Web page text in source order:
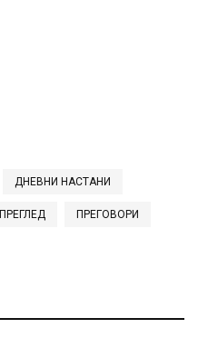
ДНЕВНИ НАСТАНИ
ПРЕГЛЕД ПРЕГОВОРИ